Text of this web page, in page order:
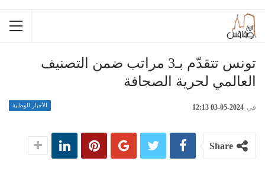
تونس تتقدّم بـ3 مراتب ضمن التصنيف
العالمي لحرية الصحافة
الأخبار الوطنية في 2024-05-03 12:13
Share